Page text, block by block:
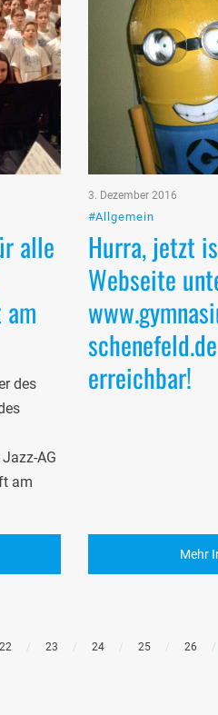
alle
des
AG
am
3. Dezember 2016
#Allgemein
Hurra, jetzt
Webseite
schenefeld.de
erreichbar!
Mehr
22 / 23 / 24 / 25 / 26 /